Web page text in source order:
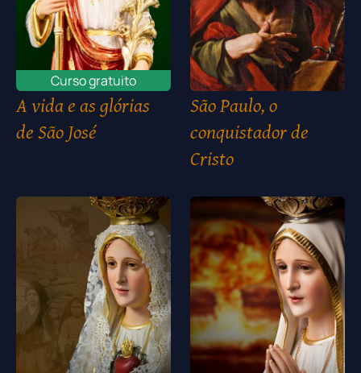
Curso gratuito
A vida e as glórias
de São José
São Paulo, o
conquistador de
Cristo